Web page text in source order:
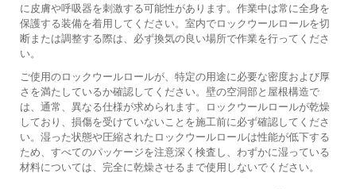
に皮膚や呼吸器を刺激する可能性があります。作業中は常に全身を
保護する装備を着用してください。室内でロックウールロールを切
断または調整する際は、必ず換気の良い場所で作業を行ってくださ
い。
ご使用のロックウールロールが、特定の用途に必要な密度および厚
さを満たしているか確認してください。壁の空洞部と屋根構造で
は、通常、異なる仕様が求められます。ロックウールロールが乾燥
しており、損傷を受けていないことを施工前に必ず確認してくださ
い。湿った状態や圧縮されたロックウールロールは性能が低下する
ため、すべてのパッケージを注意深く検査し、わずかに湿っている
材料については、完全に乾燥させるまで使用しないでください。